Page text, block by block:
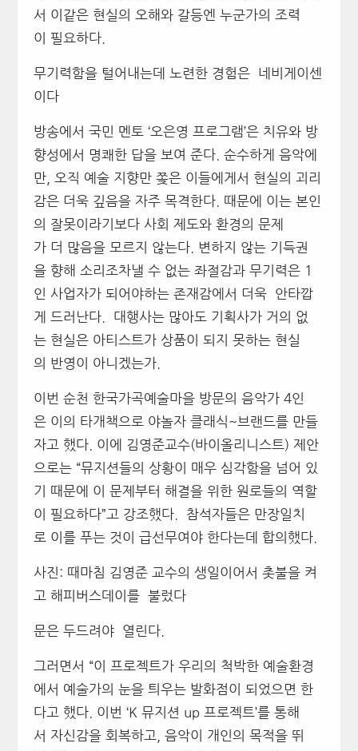
서 이같은 현실의 오해와 갈등엔 누군가의 조력
이 필요하다.
무기력함을 털어내는데 노련한 경험은 네비게이센
이다
방송에서 국민 멘토 ‘오은영 프로그램’은 치유와 방
향성에서 명쾌한 답을 보여 준다. 순수하게 음악에
만, 오직 예술 지향만 쫒은 이들에게서 현실의 괴리
감은 더욱 깊음을 자주 목격한다. 때문에 이는 본인
의 잘못이라기보다 사회 제도와 환경의 문제
가 더 많음을 모르지 않는다. 변하지 않는 기득권
을 향해 소리조차낼 수 없는 좌절감과 무기력은 1
인 사업자가 되어야하는 존재감에서 더욱 안타깝
게 드러난다. 대행사는 많아도 기획사가 거의 없
는 현실은 아티스트가 상품이 되지 못하는 현실
의 반영이 아니겠는가.
이번 순천 한국가곡예술마을 방문의 음악가 4인
은 이의 타개책으로 야놀자 클래식~브랜드를 만들
자고 했다. 이에 김영준교수(바이올리니스트) 제안
으로는 “뮤지션들의 상황이 매우 심각함을 넘어 있
기 때문에 이 문제부터 해결을 위한 원로들의 역할
이 필요하다”고 강조했다. 참석자들은 만장일치
로 이를 푸는 것이 급선무여야 한다는데 합의했다.
사진: 때마침 김영준 교수의 생일이어서 촛불을 켜
고 해피버스데이를 불렀다
문은 두드려야 열린다.
그러면서 “이 프로젝트가 우리의 척박한 예술환경
에서 예술가의 눈을 틔우는 발화점이 되었으면 한
다고 했다. 이번 ‘K 뮤지션 up 프로젝트’를 통해
서 자신감을 회복하고, 음악이 개인의 목적을 뛰